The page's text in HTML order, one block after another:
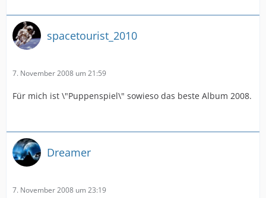
spacetourist_2010
7. November 2008 um 21:59
Für mich ist \"Puppenspiel\" sowieso das beste Album 2008.
Dreamer
7. November 2008 um 23:19